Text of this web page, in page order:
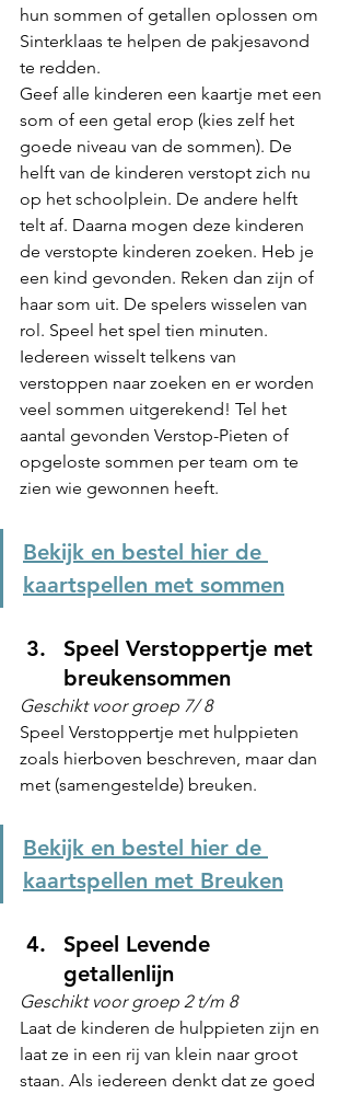
hun sommen of getallen oplossen om
Sinterklaas te helpen de pakjesavond
te redden.
Geef alle kinderen een kaartje met een
som of een getal erop (kies zelf het
goede niveau van de sommen). De
helft van de kinderen verstopt zich nu
op het schoolplein. De andere helft
telt af. Daarna mogen deze kinderen
de verstopte kinderen zoeken. Heb je
een kind gevonden. Reken dan zijn of
haar som uit. De spelers wisselen van
rol. Speel het spel tien minuten.
Iedereen wisselt telkens van
verstoppen naar zoeken en er worden
veel sommen uitgerekend! Tel het
aantal gevonden Verstop-Pieten of
opgeloste sommen per team om te
zien wie gewonnen heeft.
Bekijk en bestel hier de
kaartspellen met sommen
Speel Verstoppertje met
breukensommen
Geschikt voor groep 7/ 8
Speel Verstoppertje met hulppieten
zoals hierboven beschreven, maar dan
met (samengestelde) breuken.
Bekijk en bestel hier de
kaartspellen met Breuken
Speel Levende
getallenlijn
Geschikt voor groep 2 t/m 8
Laat de kinderen de hulppieten zijn en
laat ze in een rij van klein naar groot
staan. Als iedereen denkt dat ze goed